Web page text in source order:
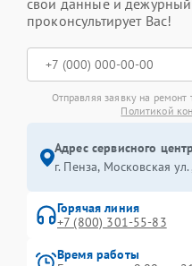
свои данные и дежурный
проконсультирует Вас!
Отправляя заявку на ремонт
Политикой
Адрес сервисного
г. Пенза, Московская
Горячая линия
+7 (800) 301-55-83
Время работы